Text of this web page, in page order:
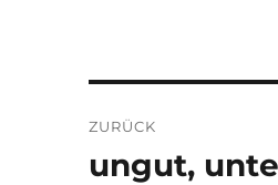
ZURÜCK
Vorheriger
ungut,